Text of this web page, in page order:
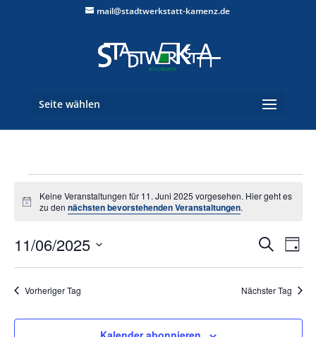
mail@stadtwerkstatt-kamenz.de
Seite wählen
Veranstaltungen
für
Juni
2025
Hinweis
Keine Veranstaltungen für 11. Juni 2025 vorgesehen. Hier geht es
zu den nächsten bevorstehenden Veranstaltungen.
Suche
SucheTag
11/06/2025
Vorheriger Tag Nächster Tag